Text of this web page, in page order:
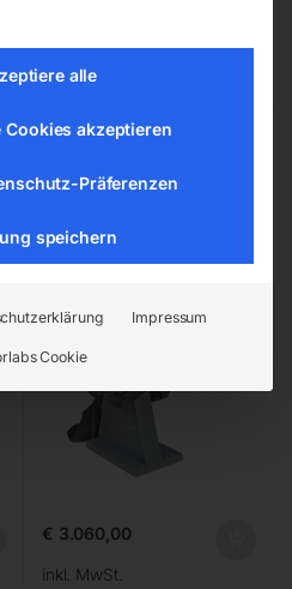
ELMAG Premium
75×2000 A/HD-B
€ 3.060,00
inkl. MwSt.
alle
Cookies akzeptieren
Präferenzen
speichern
Impressum
Cookie